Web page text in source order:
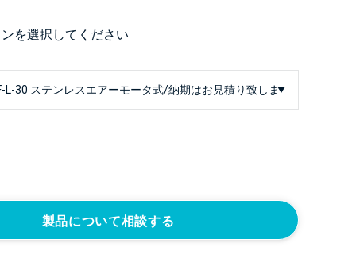
を選択してください
製品について相談する